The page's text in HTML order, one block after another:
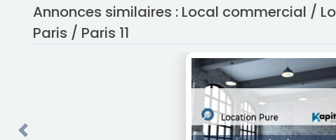
Annonces similaires : Local commercial /
Paris / Paris 11
Previous